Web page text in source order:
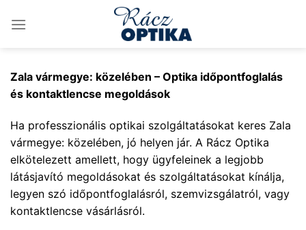
Zala vármegye: közelében – Optika időpontfoglalás
és kontaktlencse megoldások
Ha professzionális optikai szolgáltatásokat keres Zala
vármegye: közelében, jó helyen jár. A Rácz Optika
elkötelezett amellett, hogy ügyfeleinek a legjobb
látásjavító megoldásokat és szolgáltatásokat kínálja,
legyen szó időpontfoglalásról, szemvizsgálatról, vagy
kontaktlencse vásárlásról.